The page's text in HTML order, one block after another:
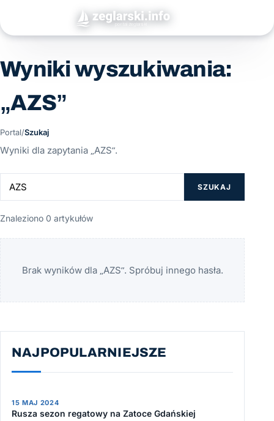
Wyniki wyszukiwania:
„AZS”
Portal/Szukaj
Wyniki dla zapytania „AZS”.
SZUKAJ
Znaleziono 0 artykułów
Brak wyników dla „AZS”. Spróbuj innego hasła.
NAJPOPULARNIEJSZE
15 MAJ 2024
Rusza sezon regatowy na Zatoce Gdańskiej